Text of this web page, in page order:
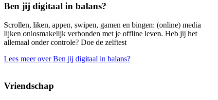
Ben jij digitaal in balans?
Scrollen, liken, appen, swipen, gamen en bingen: (online) media
lijken onlosmakelijk verbonden met je offline leven. Heb jij het
allemaal onder controle? Doe de zelftest
Lees meer over Ben jij digitaal in balans?
Vriendschap